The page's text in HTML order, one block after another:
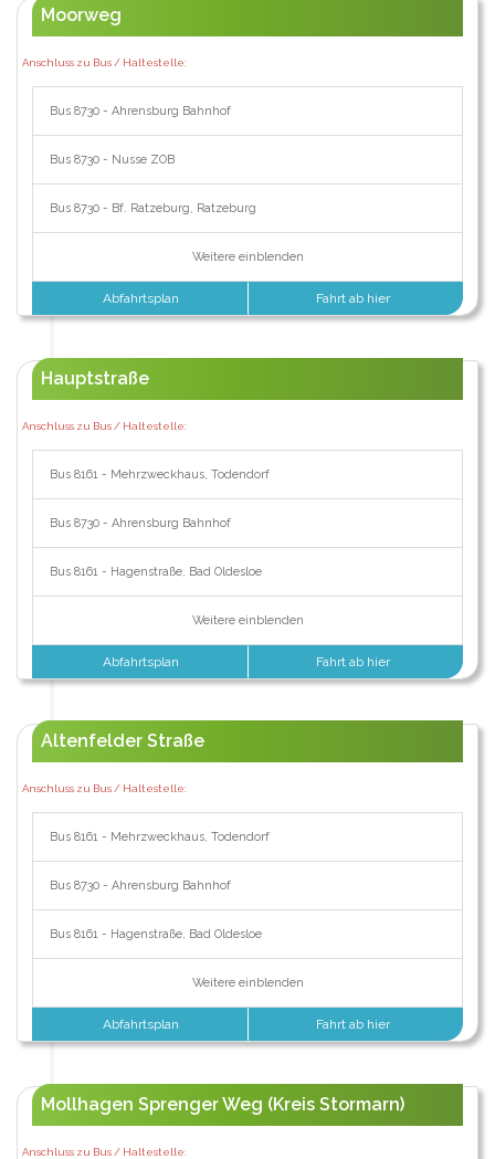
Moorweg
Anschluss zu Bus / Haltestelle:
Bus 8730 - Ahrensburg Bahnhof
Bus 8730 - Nusse ZOB
Bus 8730 - Bf. Ratzeburg, Ratzeburg
Weitere einblenden
Abfahrtsplan Fahrt ab hier
Hauptstraße
Anschluss zu Bus / Haltestelle:
Bus 8161 - Mehrzweckhaus, Todendorf
Bus 8730 - Ahrensburg Bahnhof
Bus 8161 - Hagenstraße, Bad Oldesloe
Weitere einblenden
Abfahrtsplan Fahrt ab hier
Altenfelder Straße
Anschluss zu Bus / Haltestelle:
Bus 8161 - Mehrzweckhaus, Todendorf
Bus 8730 - Ahrensburg Bahnhof
Bus 8161 - Hagenstraße, Bad Oldesloe
Weitere einblenden
Abfahrtsplan Fahrt ab hier
Mollhagen Sprenger Weg (Kreis Stormarn)
Anschluss zu Bus / Haltestelle: